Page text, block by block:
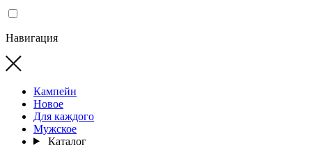
Навигация
Кампейн
Новое
Для каждого
Мужское
Каталог